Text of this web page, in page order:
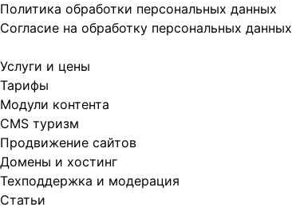
Политика обработки персональных данных
Согласие на обработку персональных данных
Услуги и цены
Тарифы
Модули контента
CMS туризм
Продвижение сайтов
Домены и хостинг
Техподдержка и модерация
Статьи